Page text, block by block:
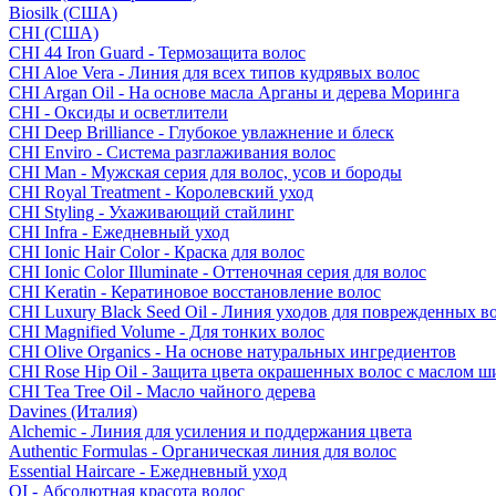
Biosilk (США)
CHI (США)
CHI 44 Iron Guard - Термозащита волос
CHI Aloe Vera - Линия для всех типов кудрявых волос
CHI Argan Oil - На основе масла Арганы и дерева Моринга
CHI - Оксиды и осветлители
CHI Deep Brilliance - Глубокое увлажнение и блеск
CHI Enviro - Система разглаживания волос
CHI Man - Мужская серия для волос, усов и бороды
CHI Royal Treatment - Королевский уход
CHI Styling - Ухаживающий стайлинг
CHI Infra - Ежедневный уход
CHI Ionic Hair Color - Краска для волос
CHI Ionic Color Illuminate - Оттеночная серия для волос
CHI Keratin - Кератиновое восстановление волос
CHI Luxury Black Seed Oil - Линия уходов для поврежденных
CHI Magnified Volume - Для тонких волос
CHI Olive Organics - На основе натуральных ингредиентов
CHI Rose Hip Oil - Защита цвета окрашенных волос с маслом
CHI Tea Tree Oil - Масло чайного дерева
Davines (Италия)
Alchemic - Линия для усиления и поддержания цвета
Authentic Formulas - Органическая линия для волос
Essential Haircare - Eжедневный уход
OI - Абсолютная красота волос